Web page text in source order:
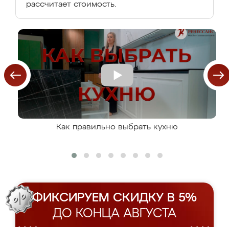
рассчитает стоимость.
Как правильно выбрать кухню
ФИКСИРУЕМ СКИДКУ В 5%
ДО КОНЦА АВГУСТА